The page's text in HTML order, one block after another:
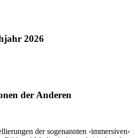
2026
der Anderen
der sogenannten ›immersiven‹